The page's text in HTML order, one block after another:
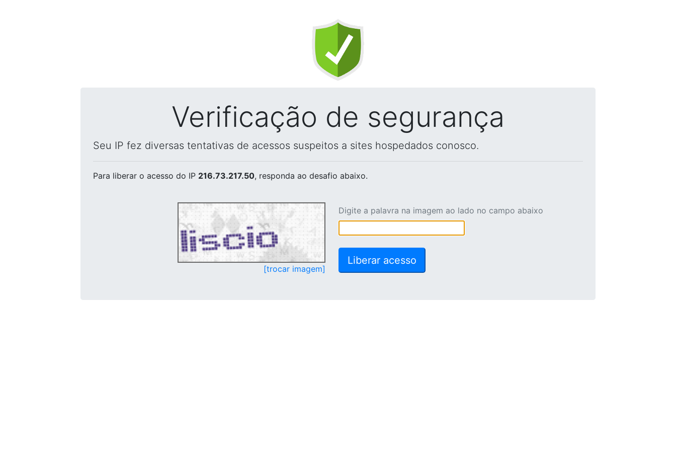
Verificação de segurança
Seu IP fez diversas tentativas de acessos suspeitos a sites hospedados conosco.
Para liberar o acesso do IP 216.73.217.50, responda ao desafio abaixo.
[trocar imagem]
Digite a palavra na imagem ao lado no campo abaixo